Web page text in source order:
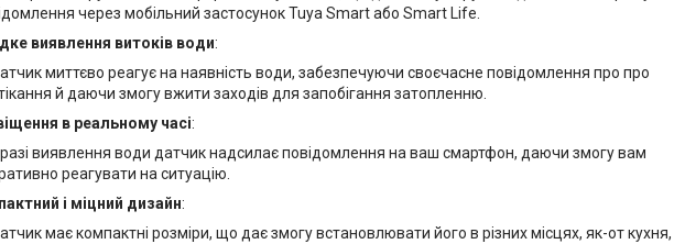
через мобільний застосунок Tuya Smart або Smart Life.
виявлення витоків води:
миттєво реагує на наявність води, забезпечуючи своєчасне повідомлення про про
й даючи змогу вжити заходів для запобігання затопленню.
в реальному часі:
виявлення води датчик надсилає повідомлення на ваш смартфон, даючи змогу вам
реагувати на ситуацію.
і міцний дизайн:
має компактні розміри, що дає змогу встановлювати його в різних місцях, як-от кухня,